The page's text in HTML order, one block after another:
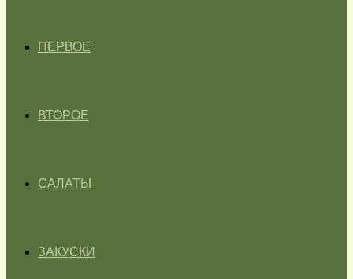
ПЕРВОЕ
ВТОРОЕ
САЛАТЫ
ЗАКУСКИ